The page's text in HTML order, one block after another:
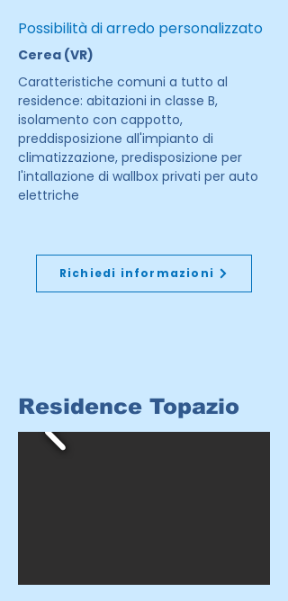
Possibilità di arredo personalizzato
Cerea (VR)
Caratteristiche comuni a tutto al
residence: abitazioni in classe B,
isolamento con cappotto,
preddisposizione all'impianto di
climatizzazione, predisposizione per
l'intallazione di wallbox privati per auto
elettriche
Richiedi informazioni
Residence Topazio